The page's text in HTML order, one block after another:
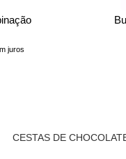
juros
CESTAS DE